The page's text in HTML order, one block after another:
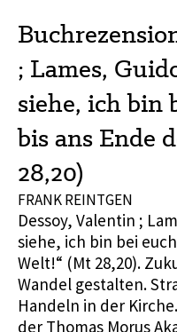
; Lames,
siehe, ich bin
bis ans Ende
28,20)
FRANK REINTGEN
Dessoy, Valentin ;
siehe, ich bin bei
Welt!“ (Mt 28,20).
Wandel gestalten.
Handeln in der
der Thomas Morus